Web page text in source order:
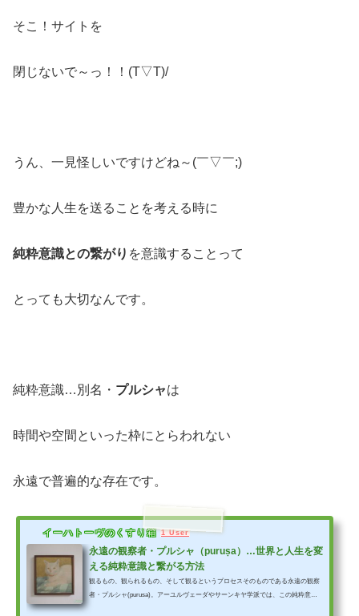
そこ！サイトを
閉じないで～っ！！(T▽T)/
うん、一見怪しいですけどね～(￣▽￣;)
豊かな人生を送ることを考える時に
純粋意識との繋がり を意識することって
とっても大切なんです。
純粋意識…別名・ プルシャは
時間や空間といった枠にとらわれない
永遠で普遍的な存在です。
イーハトーヴのくすり箱 1 User
永遠の観察者・プルシャ（puruṣa）…世界と人生を変
える純粋意識と繋がる方法
観るもの、観られるもの、そして観るというプロセスそのものである永遠の観察
者・プルシャ(purusa)。アーユルヴェーダやサーンキヤ学派では、この純粋意識